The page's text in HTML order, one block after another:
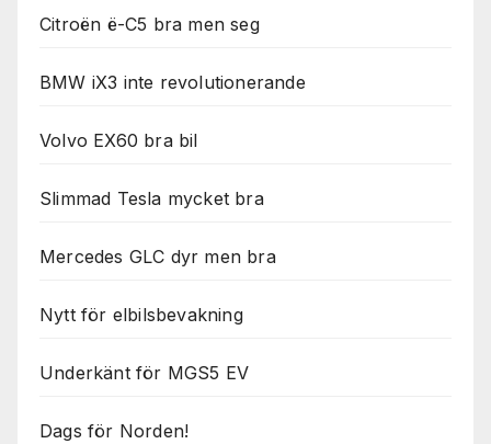
Citroën ë-C5 bra men seg
BMW iX3 inte revolutionerande
Volvo EX60 bra bil
Slimmad Tesla mycket bra
Mercedes GLC dyr men bra
Nytt för elbilsbevakning
Underkänt för MGS5 EV
Dags för Norden!